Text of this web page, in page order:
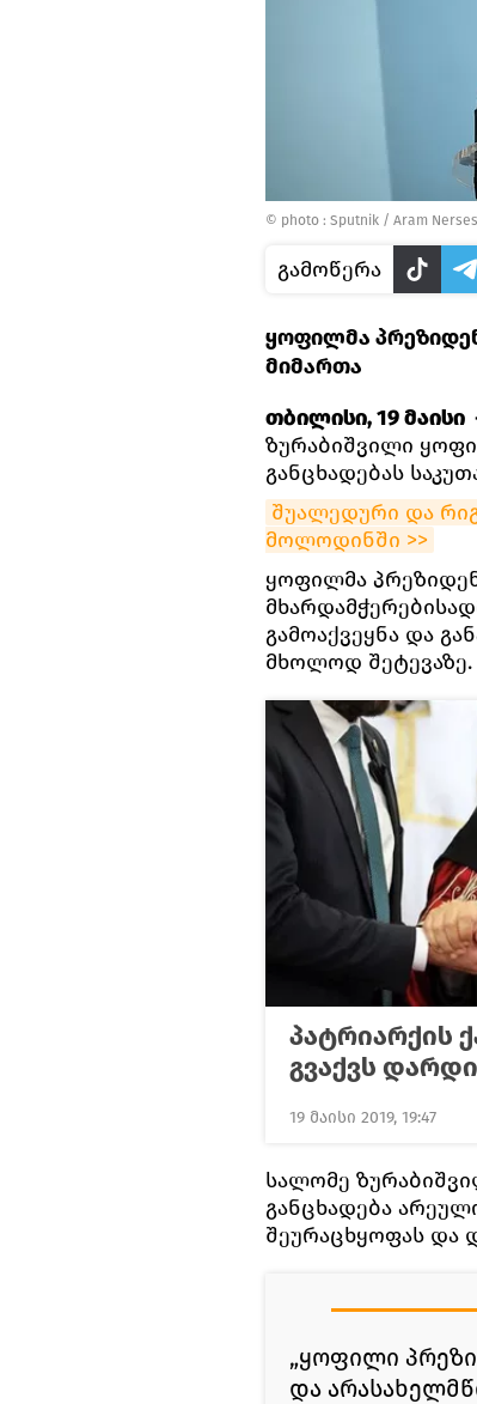
© photo : Sputnik / Aram
გამოწერა
ყოფილმა
მიმართა
თბილისი, 19 მაისი
ზურაბიშვილი
განცხადებას
შუალედური და
მოლოდინში >>
ყოფილმა
გამოაქვეყნა და
მხოლოდ შეტევაზე.
პატრიარქის
გვაქვს
19 მაისი 2019, 19:47
სალომე
განცხადება
შეურაცხყოფას და
„ყოფილი
და